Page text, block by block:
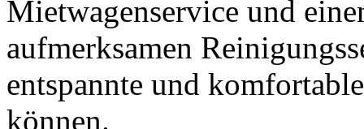
Mietwagenservice und
aufmerksamen
entspannte und
können.